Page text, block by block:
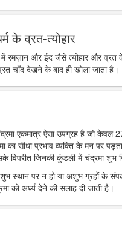
के व्रत-त्योहार
में रमज़ान और ईद जैसे त्योहार और
चाँद देखने के बाद ही खोला जाता है।
एकमात्र ऐसा उपग्रह है जो
का सीधा प्रभाव व्यक्ति के मन पर
विपरीत जिनकी कुंडली में चंद्रमा शुभ
स्थान पर न हो या अशुभ ग्रहों के
को अर्घ्य देने की सलाह दी जाती है।